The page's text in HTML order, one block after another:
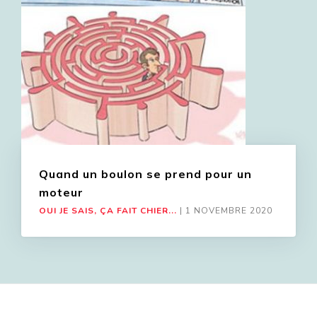
Quand un boulon se prend pour un
moteur
OUI JE SAIS, ÇA FAIT CHIER... | 1 NOVEMBRE 2020